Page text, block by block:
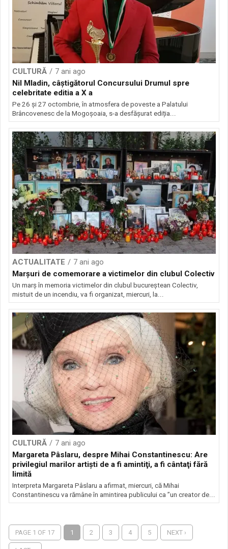
CULTURĂ
7 ani ago
Nil Mladin, câștigătorul Concursului Drumul spre
celebritate editia a X a
Pe 26 și 27 octombrie, în atmosfera de poveste a Palatului
Brâncovenesc de la Mogoșoaia, s-a desfășurat ediția...
ACTUALITATE
7 ani ago
Marșuri de comemorare a victimelor din clubul Colectiv
Un marș în memoria victimelor din clubul bucureștean Colectiv,
mistuit de un incendiu, va fi organizat, miercuri, la...
CULTURĂ
7 ani ago
Margareta Pâslaru, despre Mihai Constantinescu: Are
privilegiul marilor artişti de a fi amintiţi, a fi cântaţi fără
limită
Interpreta Margareta Pâslaru a afirmat, miercuri, că Mihai
Constantinescu va rămâne în amintirea publicului ca ”un creator de...
PAGE 1 OF 17 1 2 3 4 5 NEXT ›